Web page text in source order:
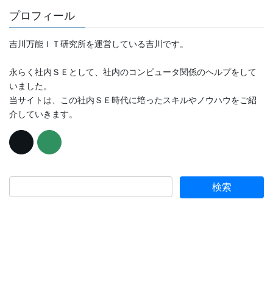
プロフィール
吉川万能ＩＴ研究所を運営している吉川です。
永らく社内ＳＥとして、社内のコンピュータ関係のヘルプをして
いました。
当サイトは、この社内ＳＥ時代に培ったスキルやノウハウをご紹
介していきます。